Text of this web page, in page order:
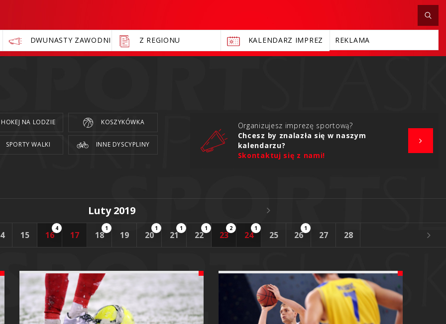
DWUNASTY ZAWODNIK Z REGIONU KALENDARZ IMPREZ REKLAMA
HOKEJ NA LODZIE KOSZYKÓWKA
SPORTY WALKI INNE DYSCYPLINY
Organizujesz imprezę sportową?
Chcesz by znalazła się w naszym
kalendarzu?
Skontaktuj się z nami!
Luty 2019
15
4
16 17
1
18 19
1
20
1
21
1
22
2
23
1
24 25
1
26 27 28